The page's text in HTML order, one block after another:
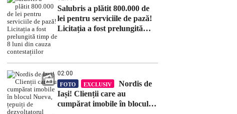
Salubris a plătit 800.000 de
lei pentru serviciile de pază!
Licitația a fost prelungită
02:00
FOTO EXCLUSIV
Nordis de
Iași! Clienții care au
cumpărat imobile în blocul